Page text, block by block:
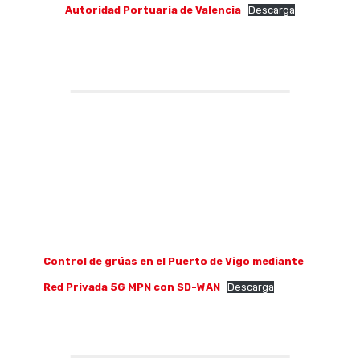
Autoridad Portuaria de Valencia Descarga
Control de grúas en el Puerto de Vigo mediante
Red Privada 5G MPN con SD-WAN Descarga